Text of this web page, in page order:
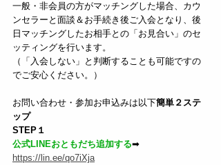
一般・非会員の方がマッチングした場合、カウ
ンセラーと面談＆お手続き後ご入会となり、後
日マッチングしたお相手との「お見合い」のセ
ッティングを行います。
（「入会しない」と判断することも可能ですの
でご安心ください。）
お問い合わせ・参加お申込みは以下簡単２ステ
ップ
STEP１
公式LINEおともだち追加する➡
https://lin.ee/qo7iXja